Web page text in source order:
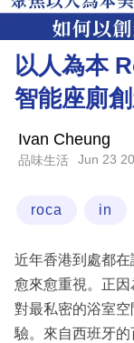
市
理
財
商
科
生
活
以人為本
智能座廁
Ivan Cheung
品味生活 Jun 23
roca in
近年香港到處都
愈來愈重視。正
對最私密的浴室
驗。來自西班牙